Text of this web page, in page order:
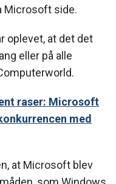
Microsoft side.
oplevet, at det det
eller på alle
raser: Microsoft
med
at Microsoft blev